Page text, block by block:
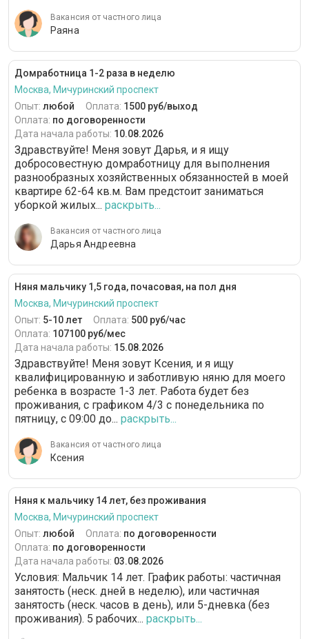
Вакансия от частного лица
Раяна
Домработница 1-2 раза в неделю
Москва, Мичуринский проспект
Опыт: любой Оплата: 1500 руб/выход
Оплата: по договоренности
Дата начала работы: 10.08.2026
Здравствуйте! Меня зовут Дарья, и я ищу
добросовестную домработницу для выполнения
разнообразных хозяйственных обязанностей в моей
квартире 62-64 кв.м. Вам предстоит заниматься
уборкой жилых... раскрыть...
Вакансия от частного лица
Дарья Андреевна
Няня мальчику 1,5 года, почасовая, на пол дня
Москва, Мичуринский проспект
Опыт: 5-10 лет Оплата: 500 руб/час
Оплата: 107100 руб/мес
Дата начала работы: 15.08.2026
Здравствуйте! Меня зовут Ксения, и я ищу
квалифицированную и заботливую няню для моего
ребенка в возрасте 1-3 лет. Работа будет без
проживания, с графиком 4/3 с понедельника по
пятницу, с 09:00 до... раскрыть...
Вакансия от частного лица
Ксения
Няня к мальчику 14 лет, без проживания
Москва, Мичуринский проспект
Опыт: любой Оплата: по договоренности
Оплата: по договоренности
Дата начала работы: 03.08.2026
Условия: Мальчик 14 лет. График работы: частичная
занятость (неск. дней в неделю), или частичная
занятость (неск. часов в день), или 5-дневка (без
проживания). 5 рабочих... раскрыть...